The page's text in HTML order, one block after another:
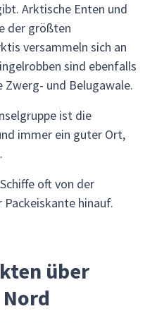
Arktische Enten und
der größten
versammeln sich an
sind ebenfalls
Zwerg- und Belugawale.
ist die
immer ein guter Ort,
oft von der
hinauf.
über